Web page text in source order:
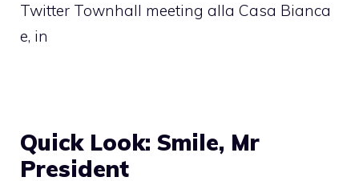
Twitter Townhall meeting alla Casa Bianca
e, in
Quick Look: Smile, Mr
President